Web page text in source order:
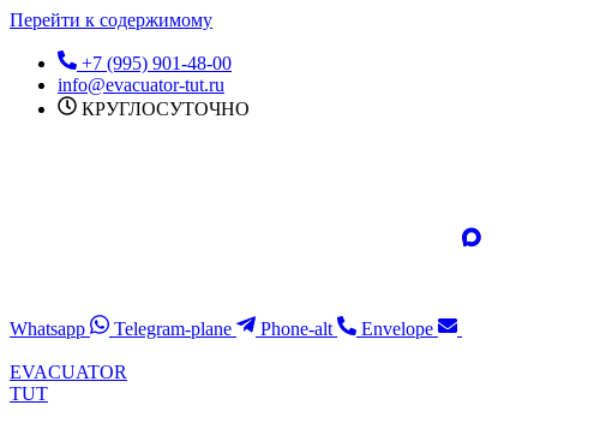
Перейти к содержимому
+7 (995) 901-48-00
info@evacuator-tut.ru
КРУГЛОСУТОЧНО
Whatsapp Telegram-plane Phone-alt Envelope
EVACUATOR
TUT